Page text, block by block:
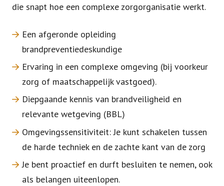
die snapt hoe een complexe zorgorganisatie werkt.
Een afgeronde opleiding
brandpreventiedeskundige
Ervaring in een complexe omgeving (bij voorkeur
zorg of maatschappelijk vastgoed).
Diepgaande kennis van brandveiligheid en
relevante wetgeving (BBL)
Omgevingssensitiviteit: Je kunt schakelen tussen
de harde techniek en de zachte kant van de zorg
Je bent proactief en durft besluiten te nemen, ook
als belangen uiteenlopen.